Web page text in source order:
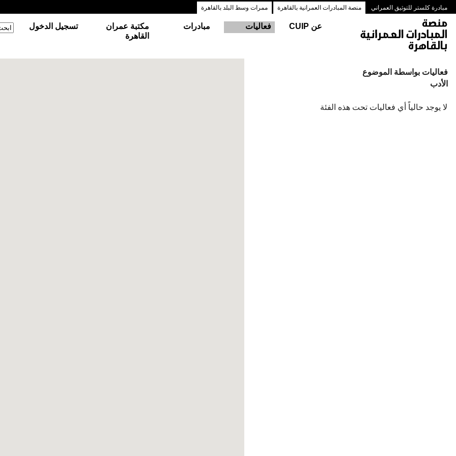
مبادرة كلستر للتوثيق العمراني منصة المبادرات العمرانية بالقاهرة ممرات وسط البلد بالقاهرة
عن CUIP فعاليات مبادرات
مكتبة عمران
القاهرة
تسجيل الدخول
فعاليات بواسطة الموضوع
الأدب
لا يوجد حالياً أي فعاليات تحت هذه الفئة